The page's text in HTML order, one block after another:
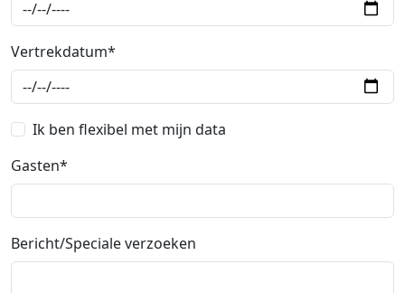
Vertrekdatum*
Ik ben flexibel met mijn data
Gasten*
Bericht/Speciale verzoeken